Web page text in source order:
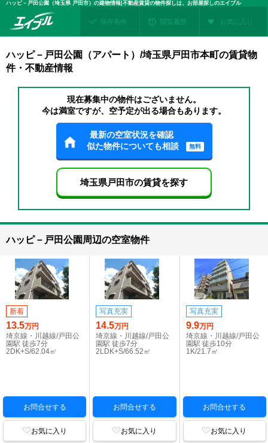
ハッピ－戸田公園（埼玉県 戸田市）の建物情報|不動産賃貸の物件探しは、お部屋探しのエイブル
保存条件 閲覧履歴 お気に入り
ハッピ－戸田公園（アパート）/埼玉県戸田市本町の賃貸物
件・不動産情報
現在募集中の物件はございません。
今は満室ですが、空予定が出る場合もあります。
最新の空室状況を確認
似た物件についても相談
無料
埼玉県戸田市の賃貸を探す
ハッピ－戸田公園周辺の空室物件
新着
13.5万円
埼京線・川越線/戸田公
園駅 徒歩7分
2DK+S/62.04㎡
お問合せする
お気に入り
写真充実
14.5万円
埼京線・川越線/戸田公
園駅 徒歩7分
2LDK+S/66.52㎡
お問合せする
お気に入り
写真充実
9.9万円
埼京線・川越線/戸田公
園駅 徒歩10分
1K/21.7㎡
お問合せする
お気に入り